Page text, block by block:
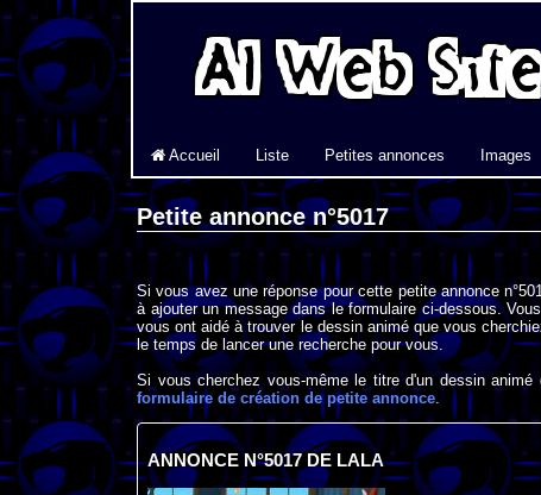
Accueil Liste Petites annonces Images
Petite annonce n°5017
Si vous avez une réponse pour cette petite annonce
à ajouter un message dans le formulaire ci-dessous.
vous ont aidé à trouver le dessin animé que vous
le temps de lancer une recherche pour vous.
Si vous cherchez vous-même le titre d'un dessin
formulaire de création de petite annonce.
ANNONCE N°5017 DE LALA